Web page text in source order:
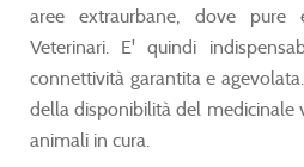
aree extraurbane, dove pure
Veterinari. E' quindi
connettività garantita e
della disponibilità del medicinale
animali in cura.